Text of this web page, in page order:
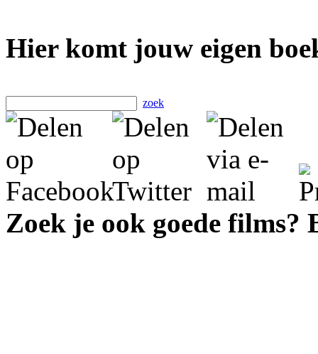
Hier komt jouw eigen
zoek
Zoek je ook goede films?